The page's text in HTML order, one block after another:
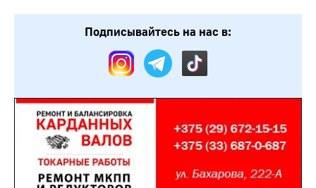
Подписывайтесь на нас в: